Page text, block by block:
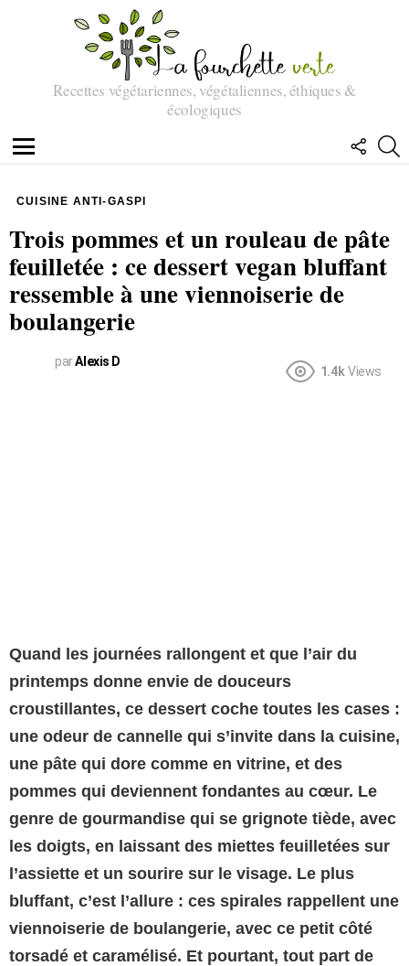
Recettes végétariennes, végétaliennes, éthiques &
écologiques
Menu
NOUS
CUISINE ANTI-GASPI
Trois pommes et un rouleau de pâte
feuilletée : ce dessert vegan bluffant
ressemble à une viennoiserie de
boulangerie
parAlexis D
1.4k Views
Quand les journées rallongent et que l’air du
printemps donne envie de douceurs
croustillantes, ce dessert coche toutes les cases :
une odeur de cannelle qui s’invite dans la cuisine,
une pâte qui dore comme en vitrine, et des
pommes qui deviennent fondantes au cœur. Le
genre de gourmandise qui se grignote tiède, avec
les doigts, en laissant des miettes feuilletées sur
l’assiette et un sourire sur le visage. Le plus
bluffant, c’est l’allure : ces spirales rappellent une
viennoiserie de boulangerie, avec ce petit côté
torsadé et caramélisé. Et pourtant, tout part de